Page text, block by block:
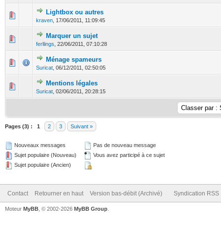
Lightbox ou autres
kraven 17/06/2011, 11:09:45
0 Votes - 0 sur 5 en moyenne
1
Marquer un sujet
ferllings 22/06/2011, 07:10:28
0 Votes - 0 sur 5 en moyenne
Ménage spameurs
Suricat 06/12/2011, 02:50:05
0 Votes - 0 sur 5 en moyenne
Mentions légales
Suricat 02/06/2011, 20:28:15
0 Votes - 0 sur 5 en moyenne
Pages (3) : 1 2 3 Suivant »
Nouveaux messages
Sujet populaire (Nouveau)
Sujet populaire (Ancien)
Pas de nouveau message
Vous avez participé à ce sujet
Contact Retourner en haut Version bas-débit (Archivé) Syndication RSS
Moteur MyBB , © 2002-2026 MyBB Group